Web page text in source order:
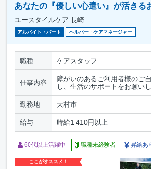
あなたの『優しい心遣い』が活きる
ユースタイルケア 長崎
アルバイト・パート ヘルパー・ケアマネージャー
職種 ケアスタッフ
仕事内容
障がいのあるご利用者様のご
し、生活のサポートをお願いし
勤務地 大村市
給与 時給1,410円以上
60代以上活躍中 職種未経験者 昇給あ
ここがオススメ！